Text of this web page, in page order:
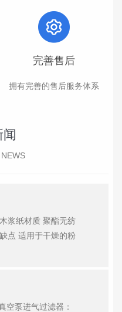
完善售后
拥有完善的售后服务体系
浆纸材质 聚酯无纺
点 适用于干燥的粉
空泵进气过滤器：